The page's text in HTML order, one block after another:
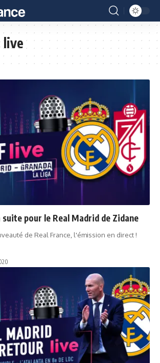
live
pour le Real Madrid de Zidane
de Real France, l'émission en direct !